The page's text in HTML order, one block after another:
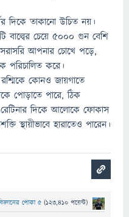
দিকে তাকানো উচিত নয়।
বাল্বের চেয়ে ৫০০০ গুন বেশি
আপনার চোখে পড়ে,
পরিচালিত করে।
রশ্মিকে কোনও জায়গাতে
পোড়াতে পারে, ঠিক
দিকে আলোকে ফোকাস
স্থায়ীভাবে হারাতেও পারেন।
পোকা ৫ (123,410 পয়েন্ট)